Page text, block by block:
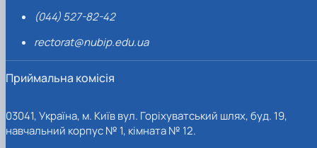
(044) 527-82-42
rectorat@nubip.edu.ua
Приймальна комісія
03041, Україна, м. Київ вул. Горіхуватський шлях, буд. 19,
навчальний корпус № 1, кімната № 12.